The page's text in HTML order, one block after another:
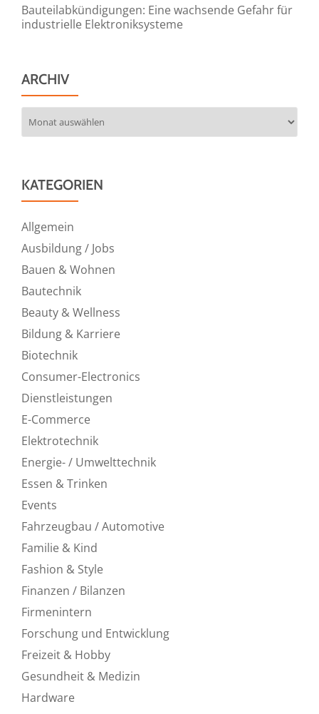
Bauteilabkündigungen: Eine wachsende Gefahr für
industrielle Elektroniksysteme
ARCHIV
KATEGORIEN
Allgemein
Ausbildung / Jobs
Bauen & Wohnen
Bautechnik
Beauty & Wellness
Bildung & Karriere
Biotechnik
Consumer-Electronics
Dienstleistungen
E-Commerce
Elektrotechnik
Energie- / Umwelttechnik
Essen & Trinken
Events
Fahrzeugbau / Automotive
Familie & Kind
Fashion & Style
Finanzen / Bilanzen
Firmenintern
Forschung und Entwicklung
Freizeit & Hobby
Gesundheit & Medizin
Hardware